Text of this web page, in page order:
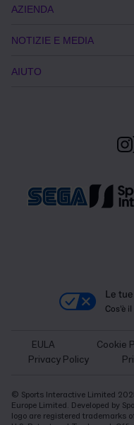
AZIENDA
NOTIZIE E MEDIA
AIUTO
Le
Cos'è
EULA Cookie
Privacy Policy
© Sports Interactive Limited
Europe Limited. Developed by
logo are registered trademarks